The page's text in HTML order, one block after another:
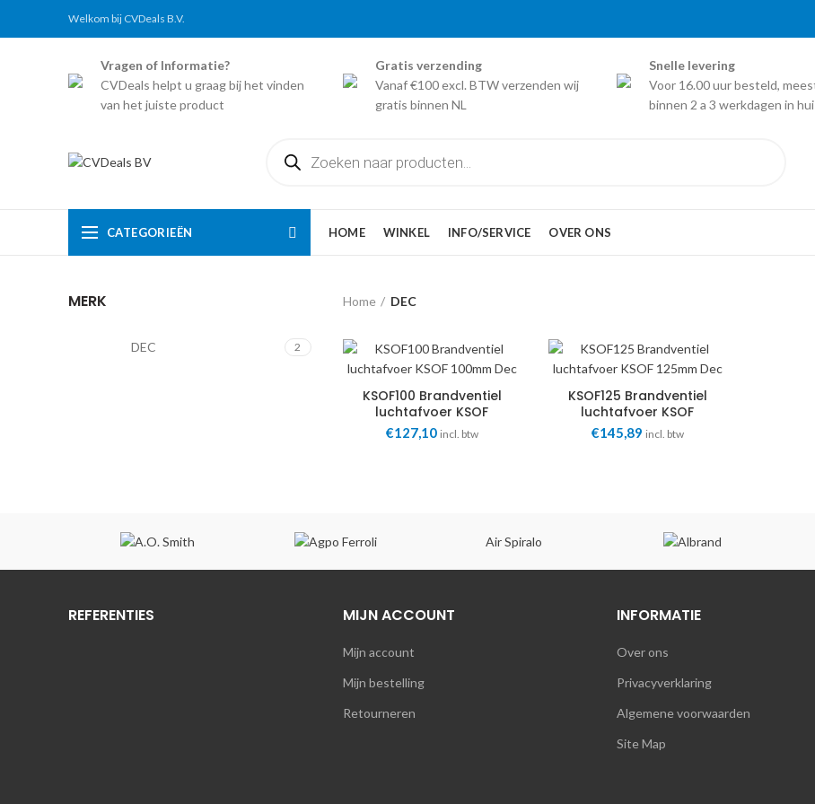
Welkom bij CVDeals B.V.
Vragen of Informatie?
CVDeals helpt u graag bij het vinden
van het juiste product
Gratis verzending
Vanaf €100 excl. BTW verzenden wij
gratis binnen NL
Snelle levering
Voor 16.00 uur besteld,
binnen 2 a 3 werkdagen in
zoeken
CATEGORIEËN HOME WINKEL INFO/SERVICE OVER ONS
MERK
DEC 2
Home DEC
KSOF100 Brandventiel
luchtafvoer KSOF
100mm Dec
€127,10 incl. btw
KSOF125 Brandventiel
luchtafvoer KSOF
125mm Dec
€145,89 incl. btw
Air Spiralo
REFERENTIES MIJN ACCOUNT
Mijn account
Mijn bestelling
Retourneren
INFORMATIE
Over ons
Privacyverklaring
Algemene voorwaarden
Site Map